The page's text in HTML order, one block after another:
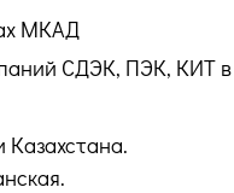
МКАД
СДЭК, ПЭК, КИТ
Казахстана.